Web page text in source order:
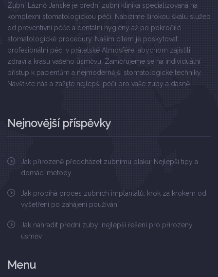
Zubní Lázně Janské je přední zubní klinika specializovaná na
komplexní stomatologickou péči. Nabízíme širokou škálu služeb
od preventivní péče a dentální hygieny až po pokročilé
stomatologické procedury. Naším cílem je poskytovat
profesionální péči v přátelské Atmosféře, abychom zajistili
zdraví a krásu vašeho úsměvu. Zaměřujeme se na individuální
přístup k pacientům a nejmodernější stomatologické techniky.
Navštivte nás a zažijte nejlepší péči pro vaše zuby a dásně.
Nejnovější příspěvky
Jak přirozeně předcházet zubnímu plaku: Nejlepší tipy a
domácí metody
Jak probíhá proces zubních implantátů: krok za krokem od
vyšetření po zahájení používání
Jak nahradit přední zuby: nejlepší řešení pro přirozený
úsměv
Menu